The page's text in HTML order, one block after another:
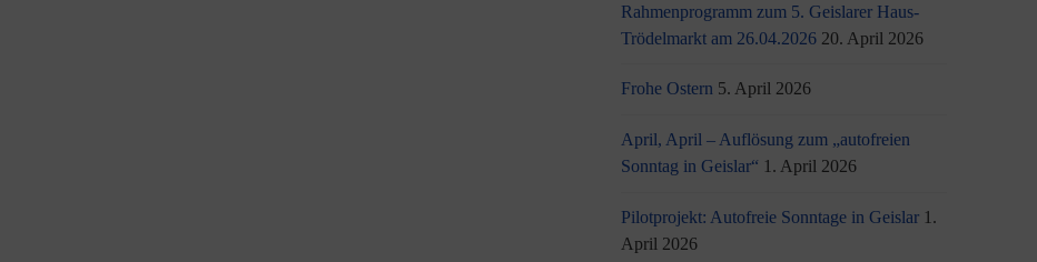
Rahmenprogramm zum 5. Geislarer Haus-
Trödelmarkt am 26.04.2026 20. April 2026
Frohe Ostern 5. April 2026
April, April – Auflösung zum „autofreien
Sonntag in Geislar“ 1. April 2026
Pilotprojekt: Autofreie Sonntage in Geislar 1.
April 2026